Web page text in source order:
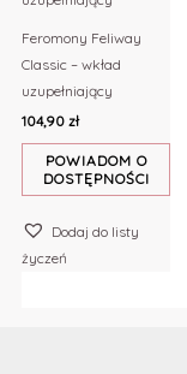
Feromony Feliway
Classic – wkład
uzupełniający
104,90zł
POWIADOM O
DOSTĘPNOŚCI
Dodaj do listy
życzeń